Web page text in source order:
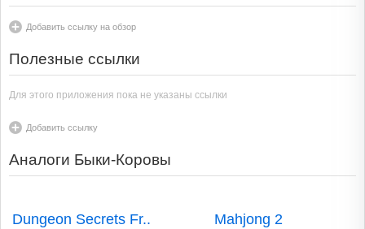
Добавить ссылку на обзор
Полезные ссылки
Для этого приложения пока не указаны ссылки
Добавить ссылку
Аналоги Быки-Коровы
Dungeon Secrets Fr.. Mahjong 2